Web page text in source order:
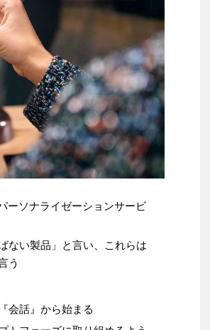
ーソナライゼーションサービ
ない製品」と言い、これらは
う
会話』から始まる